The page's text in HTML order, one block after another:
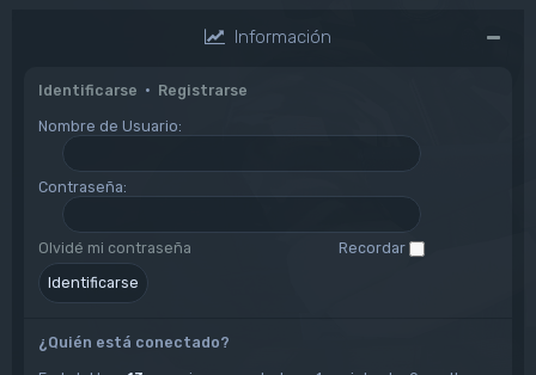
Información
Identificarse • Registrarse
Nombre de Usuario:
Contraseña:
Olvidé mi contraseña Recordar
¿Quién está conectado?